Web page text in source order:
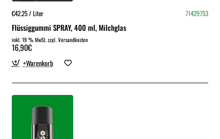
€42.25 / Liter 71429753
Flüssiggummi SPRAY, 400 ml, Milchglas
inkl. 19 % MwSt. zzgl. Versandkosten
16,90€
+Warenkorb